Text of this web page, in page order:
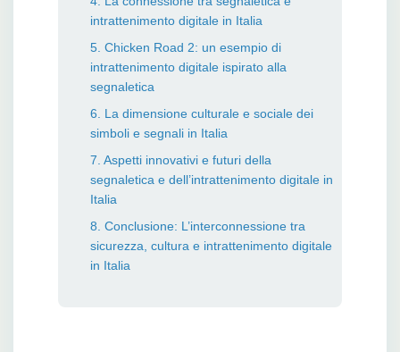
intrattenimento digitale in Italia
5. Chicken Road 2: un esempio di
intrattenimento digitale ispirato alla
segnaletica
6. La dimensione culturale e sociale dei
simboli e segnali in Italia
7. Aspetti innovativi e futuri della
segnaletica e dell’intrattenimento digitale in
Italia
8. Conclusione: L’interconnessione tra
sicurezza, cultura e intrattenimento digitale
in Italia